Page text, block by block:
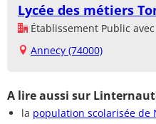
Lycée des métiers
Établissement Public
Annecy (74000)
A lire aussi sur
la population scolarisée de